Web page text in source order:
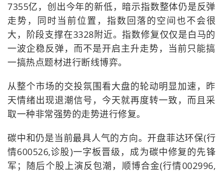
7355亿，创出今年的新低，暗示指数整体仍是反弹
走势，同时当前位置，指数回落的空间也不会很
大，阶段支撑在3328附近。指数修复仅仅是白马的
一波企稳反弹，而不是开启主升走势，当前只能搞
一搞热点题材进行断线博弈。
从整个市场的交投氛围看大盘的轮动明显加速，昨
天情绪出现退潮信号，今天就再度转一致，而且采
取一种非常强势的走势进行修复。
碳中和仍是当前最具人气的方向。开盘菲达环保(行
情600526,诊股)一字板晋级，成为碳中修复的先锋
军；随后个股上演反包潮，顺博合金(行情002996,